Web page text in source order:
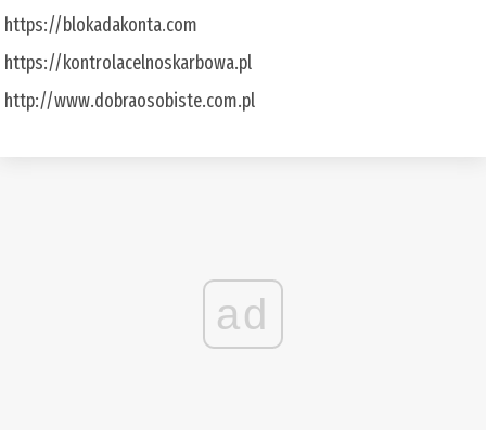
https://blokadakonta.com
https://kontrolacelnoskarbowa.pl
http://www.dobraosobiste.com.pl
ad